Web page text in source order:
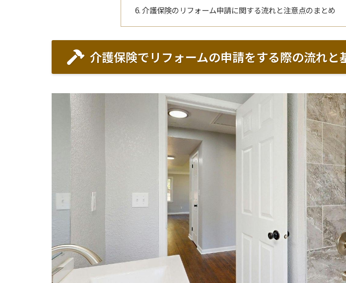
介護保険のリフォーム申請に関する流れと注意点のまとめ
介護保険でリフォームの申請をする際の流れと